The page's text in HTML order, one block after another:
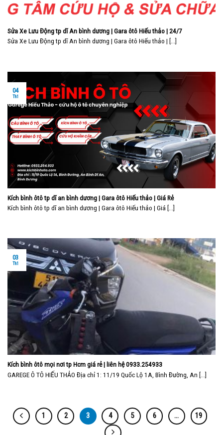
Sửa Xe Lưu Động tp dĩ An bình dương | Gara ôtô Hiếu thảo | 24/7
Sửa Xe Lưu Động tp dĩ An bình dương | Gara ôtô Hiếu thảo | [...]
Kích bình ôtô tp dĩ an bình dương | Gara ôtô Hiếu thảo | Giá Rẻ
Kích bình ôtô tp dĩ an bình dương | Gara ôtô Hiếu thảo | Giá [...]
04
Th1
Kích bình ôtô mọi nơi tp Hcm giá rẻ | liên hệ 0933.254933
GAREGE Ô TÔ HIẾU THẢO Địa chỉ 1: 11/19 Quốc Lộ 1A, Bình Đường, An [...]
03
Th1
1 2 3 4 5 6 … 19